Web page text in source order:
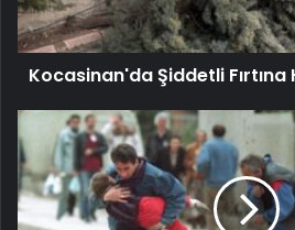
Kocasinan'da Şiddetli